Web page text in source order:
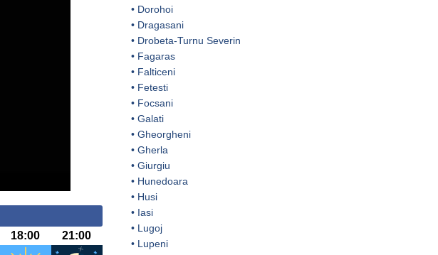
18:00 21:00
• Dorohoi
• Dragasani
• Drobeta-Turnu Severin
• Fagaras
• Falticeni
• Fetesti
• Focsani
• Galati
• Gheorgheni
• Gherla
• Giurgiu
• Hunedoara
• Husi
• Iasi
• Lugoj
• Lupeni